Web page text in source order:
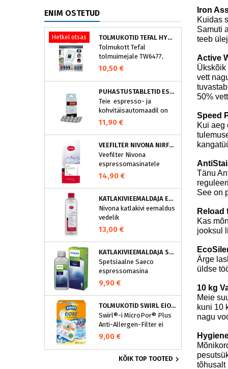
ENIM OSTETUD
Hetkel otsas
TOLMUKOTID TEFAL HYGIENE+ ZR200540 (4 TK)
Tolmukott Tefal
tolmuimejale TW6477,
TW6886..
10,50 €
PUHASTUSTABLETID ESPRESSOMASINALE, NIVONA 390701200
Teie espresso- ja
kohvitäisautomaadil on
integreeritud
puhastusprogramm.
NIVONA puhastustabletid
on loodud spetsiaalselt
selle programmi jaoks ja
eraldavad mustuse nagu
nt kohvirasva
aparaati ja tagab täiusliku
aroomi.
11,90 €
VEEFILTER NIVONA NIRF701
Veefilter Nivona
espressomasinatele
14,90 €
KATLAKIVIEEMALDAJA ESPRESSOMASINATELE, NIVONA (500 ML)
Nivona katlakivi eemaldus
vedelik
espressomasinatele
13,00 €
KATLAKIVIEEMALDAJA SAECO ESPRESSOMASINATELE, PHILIPS CA6700/10
Spetsiaalne Saeco
espressomasina
katlakivieemaldi
Espressomasinast
eemaldamine on vajalik
selleks, et hoida masin
parimas korras. See
spetsiaalne
katlakivieemaldi eemaldab
katlakivi ja hoiab ära
9,90 €
TOLMUKOTID SWIRL EIO80MNEW
Swirl®-i MicroPor® Plus
Anti-Allergen-Filter ei
lukusta ohutult
tolmuimejakotti mitte
ainult tavalise kodutolmu,
vaid ka allergeenid nagu
9,00 €
KÕIK TOP TOOTED 
Iron
Kuidas
Samuti
teeb
Active
Ükskõik
vett
50%
Speed
Kui aeg
Tänu
See on
Reload
Kas
jooksul
Ärge
üldse
10 kg
Meie
kuni 10
nagu
tõhusalt